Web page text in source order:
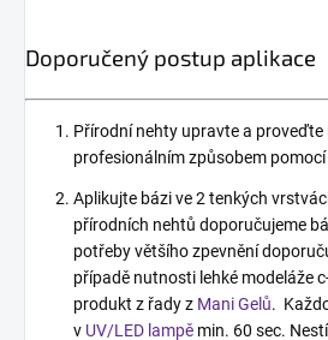
Doporučený postup aplikace
Přírodní nehty upravte a
profesionálním způsobem pomocí
Aplikujte bázi ve 2 tenkých
přírodních nehtů doporučujeme
potřeby většího zpevnění
případě nutnosti lehké modeláže
produkt z řady z Mani Gelů.
v UV/LED lampě min. 60 sec.